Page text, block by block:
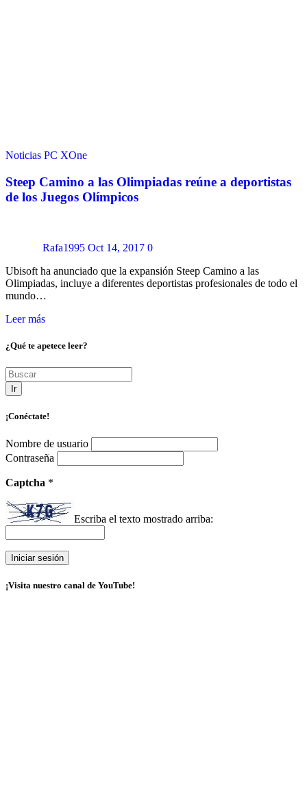
Noticias PC XOne
Steep Camino a las Olimpiadas reúne a deportistas
de los Juegos Olímpicos
Rafa1995 Oct 14, 2017 0
Ubisoft ha anunciado que la expansión Steep Camino a las
Olimpiadas, incluye a diferentes deportistas profesionales de todo el
mundo…
Leer más
¿Qué te apetece leer?
Ir
¡Conéctate!
Nombre de usuario
Contraseña
Captcha *
Escriba el texto mostrado arriba:
¡Visita nuestro canal de YouTube!